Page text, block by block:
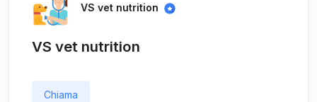
VS vet nutrition
VS vet nutrition
Chiama